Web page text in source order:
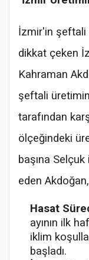
İzmir'in şeftali
dikkat çeken
Kahraman
şeftali
tarafından
ölçeğindeki
başına
eden
Hasat
ayının ilk
iklim
başladı.